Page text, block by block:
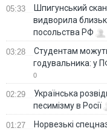
05:33
Шпигунський
видворила
посольства РФ
03:28
Студентам
годувальника: у
0
02:29
Українська
песимізму в Росії
01:27
Норвезькі